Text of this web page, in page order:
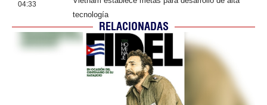
04:33
tecnología
RELACIONADAS